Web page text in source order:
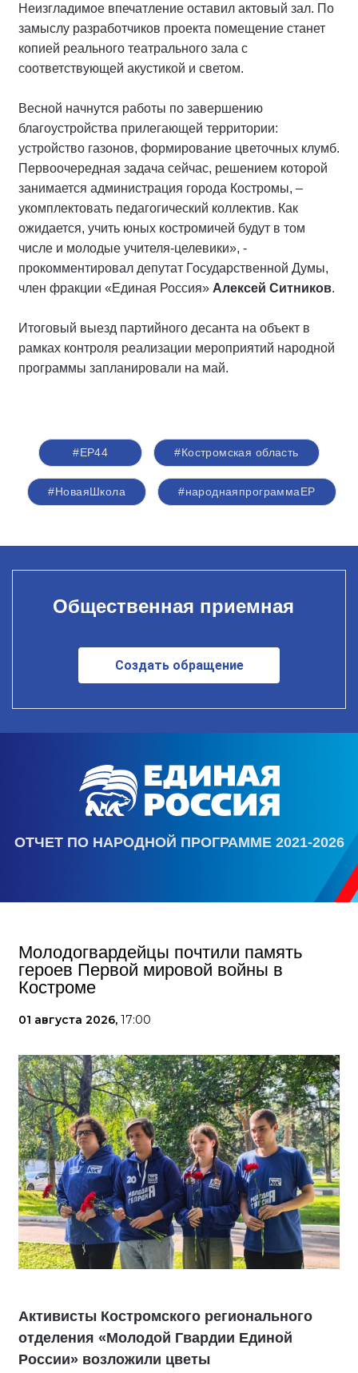
Неизгладимое впечатление оставил актовый зал. По
замыслу разработчиков проекта помещение станет
копией реального театрального зала с
соответствующей акустикой и светом.
Весной начнутся работы по завершению
благоустройства прилегающей территории:
устройство газонов, формирование цветочных клумб.
Первоочередная задача сейчас, решением которой
занимается администрация города Костромы, –
укомплектовать педагогический коллектив. Как
ожидается, учить юных костромичей будут в том
числе и молодые учителя-целевики», -
прокомментировал депутат Государственной Думы,
член фракции «Единая Россия» Алексей Ситников.
Итоговый выезд партийного десанта на объект в
рамках контроля реализации мероприятий народной
программы запланировали на май.
#ЕР44 #Костромская область
#НоваяШкола #народнаяпрограммаЕР
Общественная приемная
Создать обращение
ОТЧЕТ ПО НАРОДНОЙ ПРОГРАММЕ 2021-2026
Молодогвардейцы почтили память
героев Первой мировой войны в
Костроме
01 августа 2026, 17:00
Активисты Костромского регионального
отделения «Молодой Гвардии Единой
России» возложили цветы